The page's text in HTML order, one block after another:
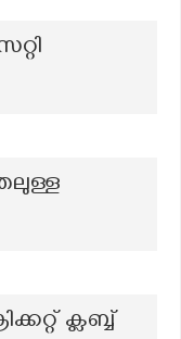
ക്ലബ്ബ്